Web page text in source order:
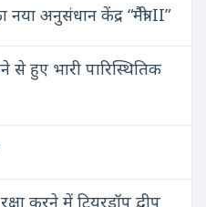
अनुसंधान केंद्र “मैत्री II”
हुए भारी पारिस्थितिक
करने में टियरड्रॉप द्वीप